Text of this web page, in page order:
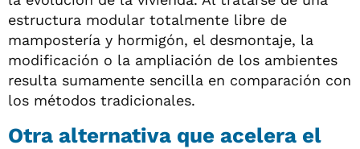
estructura modular totalmente libre de
mampostería y hormigón, el desmontaje, la
modificación o la ampliación de los ambientes
resulta sumamente sencilla en comparación con
los métodos tradicionales.
Otra alternativa que acelera el